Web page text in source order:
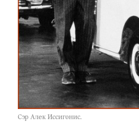
Сэр Алек Иссигонис.